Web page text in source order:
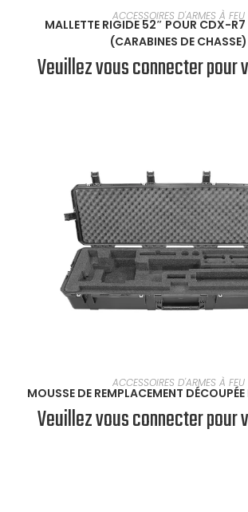
EN SAVOIR PLUS
ACCESSOIRES D'ARMES À FEU
MALLETTE RIGIDE 52″ POUR CDX-
(CARABINES DE CHASSE)
Veuillez vous connecter pour
EN SAVOIR PLUS
ACCESSOIRES D'ARMES À FEU
MOUSSE DE REMPLACEMENT
Veuillez vous connecter pour